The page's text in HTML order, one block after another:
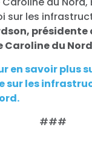
sur les
présidente
du
en savoir plus
sur les
###